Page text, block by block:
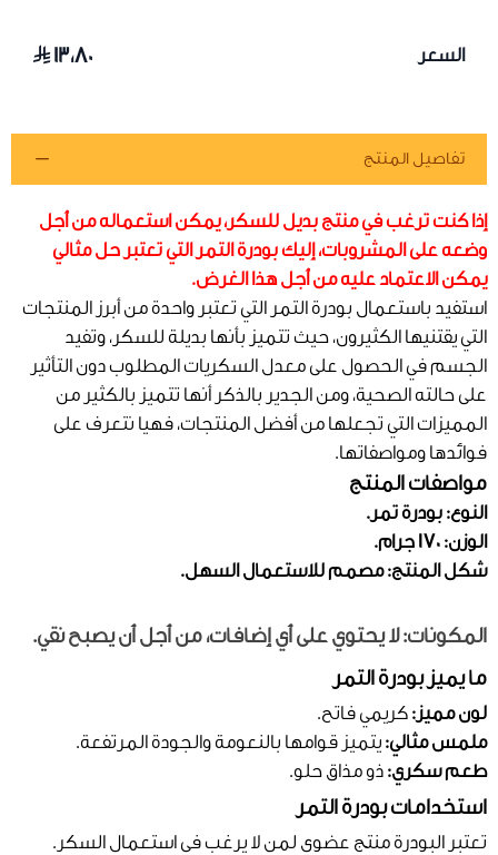
السعر ١٣٫٨٠
تفاصيل المنتج
إذا كنت ترغب في منتج بديل للسكر، يمكن استعماله من أجل
وضعه على المشروبات، إليك بودرة التمر التي تعتبر حل مثالي
يمكن الاعتماد عليه من أجل هذا الغرض.
استفيد باستعمال بودرة التمر التي تعتبر واحدة من أبرز المنتجات
التي يقتنيها الكثيرون، حيث تتميز بأنها بديلة للسكر، وتفيد
الجسم في الحصول على معدل السكريات المطلوب دون التأثير
على حالته الصحية، ومن الجدير بالذكر أنها تتميز بالكثير من
المميزات التي تجعلها من أفضل المنتجات، فهيا نتعرف على
فوائدها ومواصفاتها.
مواصفات المنتج
النوع: بودرة تمر.
الوزن: 170 جرام.
شكل المنتج: مصمم للاستعمال السهل.
المكونات: لا يحتوي على أي إضافات، من أجل أن يصبح نقي.
ما يميز بودرة التمر
لون مميز: كريمي فاتح.
ملمس مثالي: يتميز قوامها بالنعومة والجودة المرتفعة.
طعم سكري: ذو مذاق حلو.
استخدامات بودرة التمر
تعتبر البودرة منتج عضوي لمن لا يرغب في استعمال السكر.